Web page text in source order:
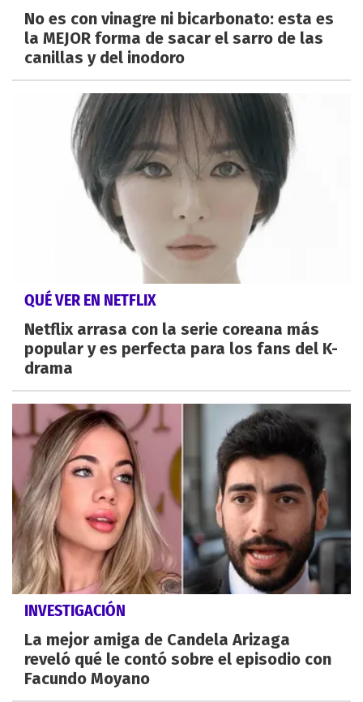
No es con vinagre ni bicarbonato: esta es
la MEJOR forma de sacar el sarro de las
canillas y del inodoro
QUÉ VER EN NETFLIX
Netflix arrasa con la serie coreana más
popular y es perfecta para los fans del K-
drama
INVESTIGACIÓN
La mejor amiga de Candela Arizaga
reveló qué le contó sobre el episodio con
Facundo Moyano